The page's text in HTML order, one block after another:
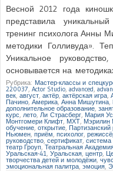
Весной 2012 года
представила
тренинг психолога Анны
методики Голливуда».
Уникальное
основывается на
Рубрика: Мастер-классы и
220037 Actor Studio advanced
век август актёр актёрская игра
Пачино,Америка, Анна Мишутина
дополнительное образование
курс лето Ли Страсберг Мария
Монтгомери Клифт МХТ, Мэрилин
обучение,открытие Партизанский
Ньюмен приём психолог
руководство сертификат, система
театр Гроуп ,Театральная
Уральская-41 Уральская центр
творчества детей и молодёжи ,
эмоциональная палитра ,эмоция,